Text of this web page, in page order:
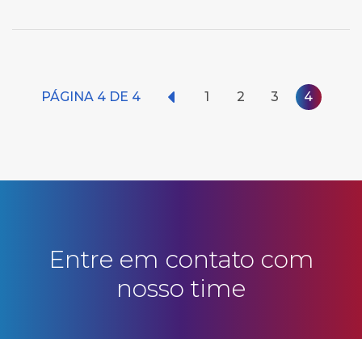
PÁGINA 4 DE 4 1 2 3 4
Entre em contato com
nosso time